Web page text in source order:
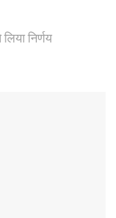
निर्णय